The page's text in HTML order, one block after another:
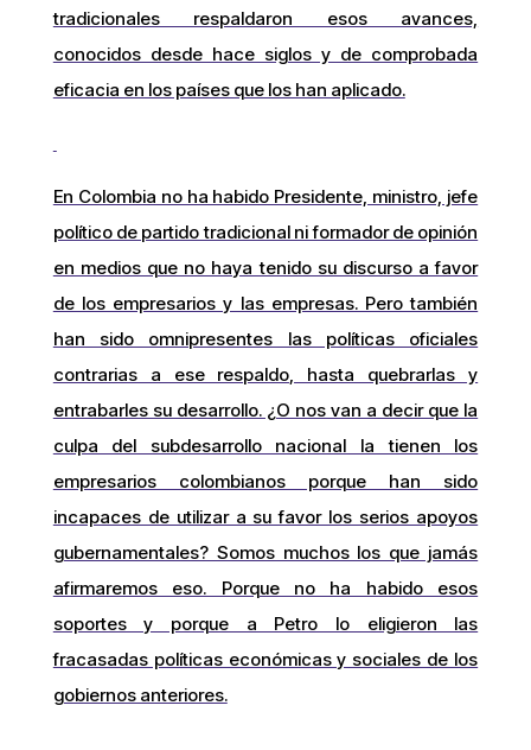
tradicionales respaldaron esos avances,
conocidos desde hace siglos y de comprobada
eficacia en los países que los han aplicado.
En Colombia no ha habido Presidente, ministro, jefe
político de partido tradicional ni formador de opinión
en medios que no haya tenido su discurso a favor
de los empresarios y las empresas. Pero también
han sido omnipresentes las políticas oficiales
contrarias a ese respaldo, hasta quebrarlas y
entrabarles su desarrollo. ¿O nos van a decir que la
culpa del subdesarrollo nacional la tienen los
empresarios colombianos porque han sido
incapaces de utilizar a su favor los serios apoyos
gubernamentales? Somos muchos los que jamás
afirmaremos eso. Porque no ha habido esos
soportes y porque a Petro lo eligieron las
fracasadas políticas económicas y sociales de los
gobiernos anteriores.